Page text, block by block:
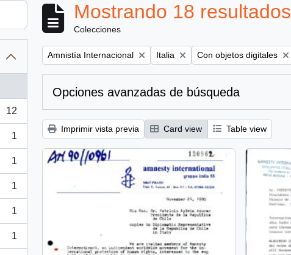
12
1
1
1
1
1
Mostrando 18 resultados
Colecciones
Remove filter:
Amnistía Internacional Remove filter:
Italia Remove filter:
Con objetos digitales
Opciones avanzadas de búsqueda
Imprimir vista previa Card view Table view